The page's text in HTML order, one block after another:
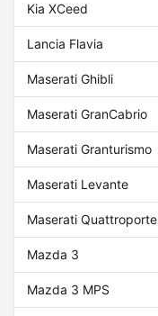
Kia XCeed
Lancia Flavia
Maserati Ghibli
Maserati GranCabrio
Maserati Granturismo
Maserati Levante
Maserati Quattroporte
Mazda 3
Mazda 3 MPS